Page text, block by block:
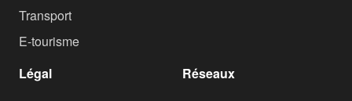
Transport
E-tourisme
Légal Réseaux